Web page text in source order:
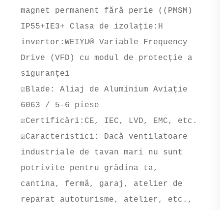
magnet permanent fără perie ((PMSM)
IP55+IE3+ Clasa de izolație:H
invertor:WEIYU® Variable Frequency
Drive (VFD) cu modul de protecție a
siguranței
☑Blade: Aliaj de Aluminium Aviație
6063 / 5-6 piese
☑Certificări:CE, IEC, LVD, EMC, etc.
☑Caracteristici: Dacă ventilatoare
industriale de tavan mari nu sunt
potrivite pentru grădina ta,
cantina, fermă, garaj, atelier de
reparat autoturisme, atelier, etc.,